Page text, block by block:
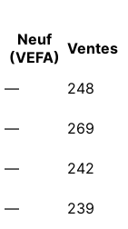
Neuf
(VEFA) Ventes
— 248
— 269
— 242
— 239